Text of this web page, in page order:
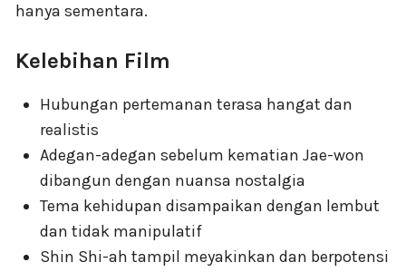
hanya sementara.
Kelebihan Film
Hubungan pertemanan terasa hangat dan
realistis
Adegan-adegan sebelum kematian Jae-won
dibangun dengan nuansa nostalgia
Tema kehidupan disampaikan dengan lembut
dan tidak manipulatif
Shin Shi-ah tampil meyakinkan dan berpotensi